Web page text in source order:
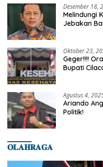
Desember 18,
Melindungi
Jebakan
Oktober 23,
Geger!!!!
Bupati
Agustus 4,
Ariando
Politik!
𝐎𝐋𝐀𝐇𝐑𝐀𝐆𝐀